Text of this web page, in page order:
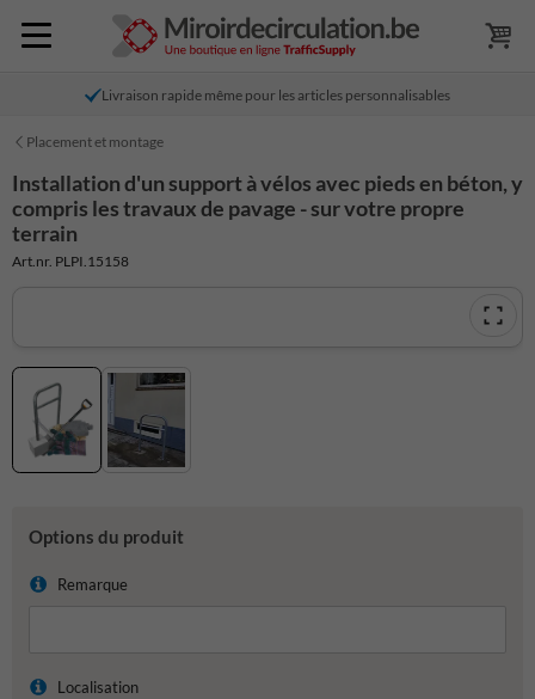
Livraison rapide même pour les articles personnalisables
Placement et montage
Installation d'un support à vélos avec pieds en béton, y
compris les travaux de pavage - sur votre propre
terrain
Art.nr. PLPI.15158
Options du produit
Remarque
Localisation